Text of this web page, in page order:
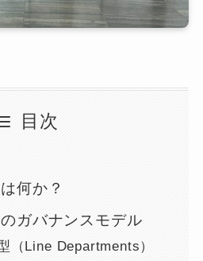
目次
何か？
ガバナンスモデル
（Line Departments）